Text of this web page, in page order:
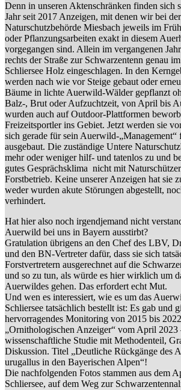
Denn in unseren Aktenschränken finden sich
Jahr seit 2017 Anzeigen, mit denen wir bei
Naturschutzbehörde Miesbach jeweils im
oder Pflanzungsarbeiten exakt in diesem
vorgegangen sind. Allein im vergangenen
rechts der Straße zur Schwarzentenn genau
Schliersee Holz eingeschlagen. In den
werden nach wie vor Steige gebaut oder
Bäume in lichte Auerwild-Wälder gepflanzt
Balz-, Brut oder Aufzuchtzeit, von April bis
wurden auch auf Outdoor-Plattformen
Freizeitsportler ins Gebiet. Jetzt werden sie
sich gerade für sein Auerwild-„Management“
ausgebaut. Die zuständige Untere
mehr oder weniger hilf- und tatenlos zu und
gutes Gesprächsklima nicht mit
Forstbetrieb. Keine unserer Anzeigen hat sie
weder wurden akute Störungen abgestellt,
verhindert.
Hat hier also noch irgendjemand nicht
Auerwild bei uns in Bayern ausstirbt?
Gratulation übrigens an den Chef des LBV,
und den BN-Vertreter dafür, dass sie sich
Forstvertretern ausgerechnet auf die
und so zu tun, als würde es hier wirklich um
Auerwildes gehen. Das erfordert echt Mut.
Und wen es interessiert, wie es um das
Schliersee tatsächlich bestellt ist: Es gab und
hervorragendes Monitoring von 2015 bis
„Ornithologischen Anzeiger“ vom April 2023
wissenschaftliche Studie mit Methodenteil,
Diskussion. Titel „Deutliche Rückgänge des
urugallus in den Bayerischen Alpen“!
Die nachfolgenden Fotos stammen aus dem
Schliersee, auf dem Weg zur